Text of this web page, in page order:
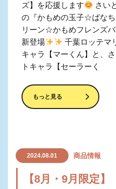
ズ】を応援します
さい
の『かもめの玉子☆ばな
リーン☆かもめフレンズ
新登場
千葉ロッテマ
キャラ【マーくん】と、
トキャラ【セーラーく
もっと見る
2024.08.01 商品情報
【8月・9月限定